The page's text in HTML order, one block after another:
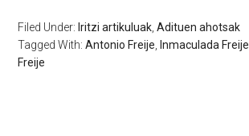
Filed Under: Iritzi artikuluak ,Adituen ahotsak
Tagged With:Antonio Freije Inmaculada Freije
Freije